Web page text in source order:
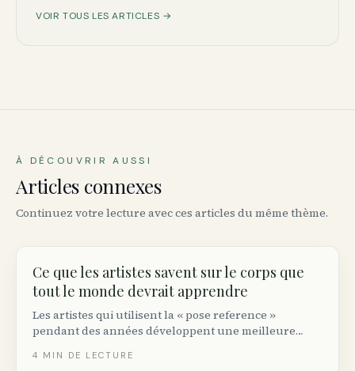
VOIR TOUS LES ARTICLES →
À DÉCOUVRIR AUSSI
Articles connexes
Continuez votre lecture avec ces articles du même thème.
Ce que les artistes savent sur le corps que
tout le monde devrait apprendre
Les artistes qui utilisent la « pose reference »
pendant des années développent une meilleure
pratique que vous pouvez emprunter.
4 MIN DE LECTURE